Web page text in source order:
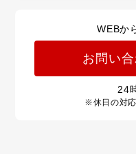
WEBか
お問い
24
※休日の対